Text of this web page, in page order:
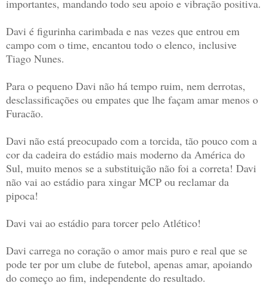
importantes, mandando todo seu apoio e vibração positiva.
Davi é figurinha carimbada e nas vezes que entrou em
campo com o time, encantou todo o elenco, inclusive
Tiago Nunes.
Para o pequeno Davi não há tempo ruim, nem derrotas,
desclassificações ou empates que lhe façam amar menos o
Furacão.
Davi não está preocupado com a torcida, tão pouco com a
cor da cadeira do estádio mais moderno da América do
Sul, muito menos se a substituição não foi a correta! Davi
não vai ao estádio para xingar MCP ou reclamar da
pipoca!
Davi vai ao estádio para torcer pelo Atlético!
Davi carrega no coração o amor mais puro e real que se
pode ter por um clube de futebol, apenas amar, apoiando
do começo ao fim, independente do resultado.